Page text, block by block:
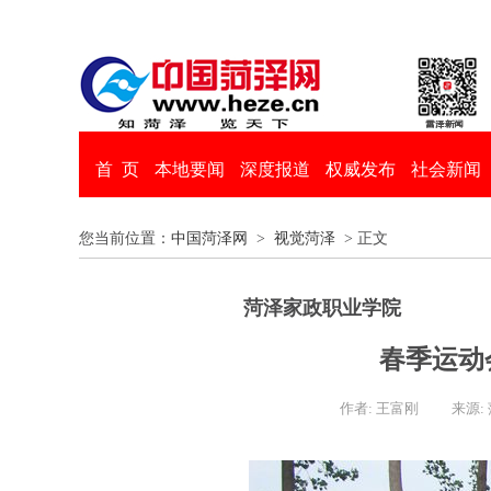
首 页 本地要闻 深度报道 权威发布 社会新闻
您当前位置： 中国菏泽网 > 视觉菏泽 > 正文
菏泽家政职业学院
春季运动
作者: 王富刚 来源: